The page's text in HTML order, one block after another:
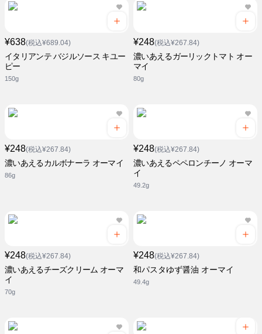
¥638(税込¥689.04)
イタリアンテ バジルソース キユー
ピー
150g
¥248(税込¥267.84)
濃いあえるガーリックトマト オー
マイ
80g
¥248(税込¥267.84)
濃いあえるカルボナーラ オーマイ
86g
¥248(税込¥267.84)
濃いあえるペペロンチーノ オーマ
イ
49.2g
¥248(税込¥267.84)
濃いあえるチーズクリーム オーマ
イ
70g
¥248(税込¥267.84)
和パスタゆず醤油 オーマイ
49.4g